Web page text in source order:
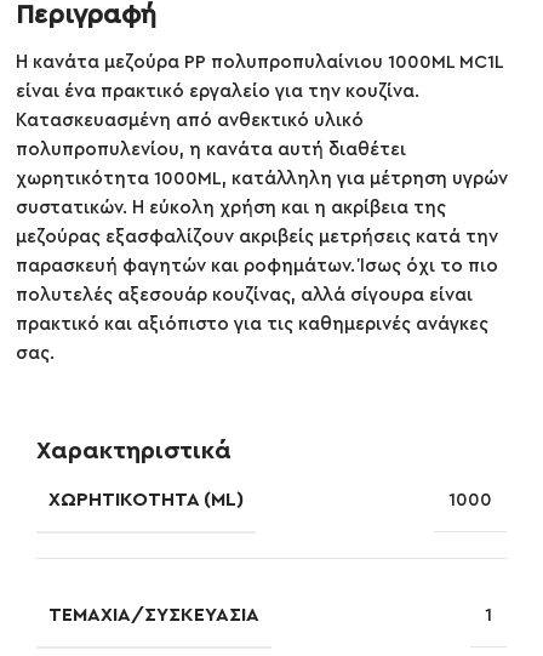
Περιγραφή
Η κανάτα μεζούρα PP πολυπροπυλαίνιου 1000ML MC1L
είναι ένα πρακτικό εργαλείο για την κουζίνα.
Κατασκευασμένη από ανθεκτικό υλικό
πολυπροπυλενίου, η κανάτα αυτή διαθέτει
χωρητικότητα 1000ML, κατάλληλη για μέτρηση υγρών
συστατικών. Η εύκολη χρήση και η ακρίβεια της
μεζούρας εξασφαλίζουν ακριβείς μετρήσεις κατά την
παρασκευή φαγητών και ροφημάτων. Ίσως όχι το πιο
πολυτελές αξεσουάρ κουζίνας, αλλά σίγουρα είναι
πρακτικό και αξιόπιστο για τις καθημερινές ανάγκες
σας.
Χαρακτηριστικά
ΧΩΡΗΤΙΚΌΤΗΤΑ (ML) 1000
ΤΕΜΆΧΙΑ/ΣΥΣΚΕΥΑΣΊΑ 1